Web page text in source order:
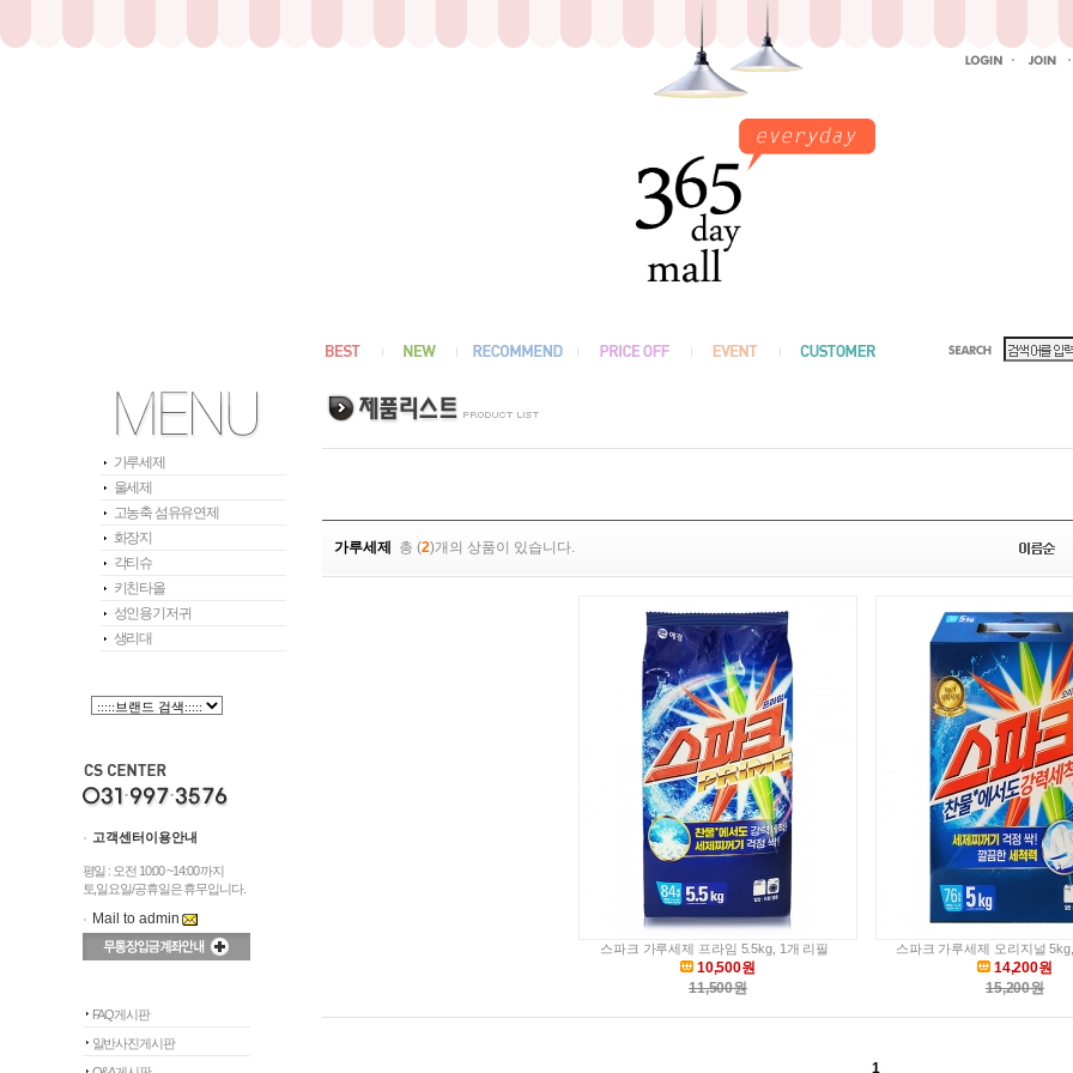
가루세제
울세제
고농축 섬유유연제
화장지
각티슈
키친타올
성인용기저귀
생리대
고객센터이용안내
평일 : 오전 10:00 ~14:00 까지
토,일요일/공휴일은 휴무입니다.
Mail to admin
FAQ게시판
일반사진게시판
가루세제 총 (2)개의 상품이 있습니다.
스파크 가루세제 프라임 5.5kg, 1개 리필
10,500원
11,500원
스파크 가루세제 오리지널
14,200원
15,200원
1